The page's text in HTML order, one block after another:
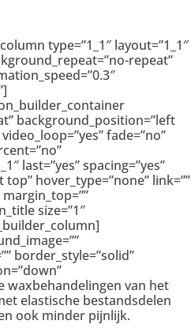
type=”1_1″ layout=”1_1″
repeat”
background_position=”left
fade=”no”
last=”yes” spacing=”yes”
hover_type=”none” link=””
size=”1″
border_style=”solid”
waxbehandelingen van het
elastische bestandsdelen
ook minder pijnlijk.